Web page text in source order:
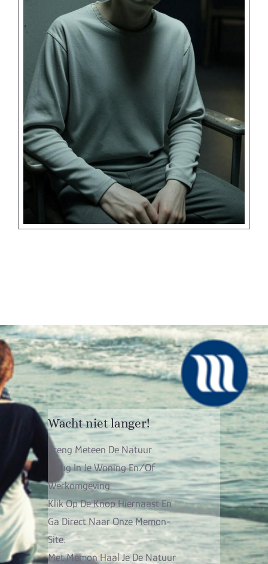
Wacht niet langer!
Breng Meteen De Natuur
Terug In Je Woning En/of
Werkomgeving.
Klik Op De Knop Hiernaast En
Ga Direct Naar Onze Memon-
Site.
Met Memon Haal Je De Natuur